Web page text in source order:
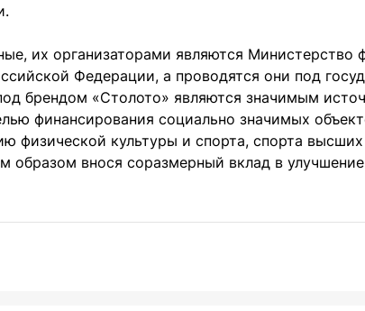
их организаторами являются Министерство
Федерации, а проводятся они под
брендом «Столото» являются значимым
финансирования социально значимых
физической культуры и спорта, спорта
образом внося соразмерный вклад в улучшение